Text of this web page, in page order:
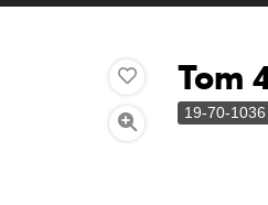
Tom
19-70-1036